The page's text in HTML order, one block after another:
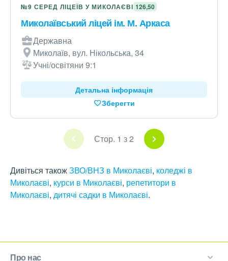
№9 СЕРЕД ЛІЦЕЇВ У МИКОЛАЄВІ 126,50
Миколаївський ліцей ім. М. Аркаса
Державна
Миколаїв, вул. Нікольська, 34
Учні/освітяни 9:1
Детальна інформація
Зберегти
Стор. 1 з 2
Дивіться такожЗВО/ВНЗ в Миколаєві, коледжі в
Миколаєві, курси в Миколаєві, репетитори в
Миколаєві, дитячі садки в Миколаєві.
Про нас